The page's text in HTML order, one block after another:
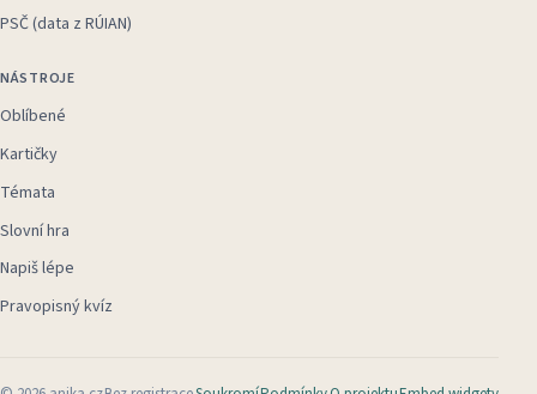
PSČ (data z RÚIAN)
NÁSTROJE
Oblíbené
Kartičky
Témata
Slovní hra
Napiš lépe
Pravopisný kvíz